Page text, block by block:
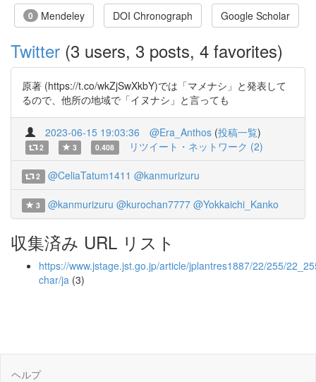
0 Mendeley DOI Chronograph Google Scholar
Twitter (3 users, 3 posts, 4 favorites)
原著 (https://t.co/wkZjSwXkbY)では「マメナシ」と発表して
るので、他所の地域で「イヌナシ」と言っても
2023-06-15 19:03:36 @Era_Anthos (投稿一覧)
2 3 0.408 リツイート・ネットワーク (2)
2 @CeliaTatum1411 @kanmurizuru
3 @kanmurizuru @kurochan7777 @Yokkaichi_Kanko
収集済み URL リスト
https://www.jstage.jst.go.jp/article/jplantres1887/22/255/
char/ja (3)
ヘルプ